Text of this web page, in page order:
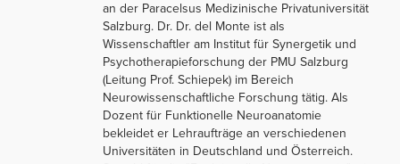
an der Paracelsus Medizinische Privatuniversität
Salzburg. Dr. Dr. del Monte ist als
Wissenschaftler am Institut für Synergetik und
Psychotherapieforschung der PMU Salzburg
(Leitung Prof. Schiepek) im Bereich
Neurowissenschaftliche Forschung tätig. Als
Dozent für Funktionelle Neuroanatomie
bekleidet er Lehraufträge an verschiedenen
Universitäten in Deutschland und Österreich.